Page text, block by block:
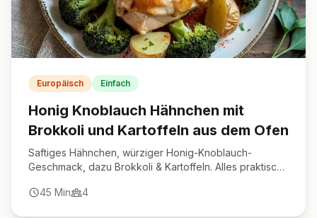
Europäisch Einfach
Honig Knoblauch Hähnchen mit
Brokkoli und Kartoffeln aus dem Ofen
Saftiges Hähnchen, würziger Honig-Knoblauch-
Geschmack, dazu Brokkoli & Kartoffeln. Alles praktisch
45 Min 4